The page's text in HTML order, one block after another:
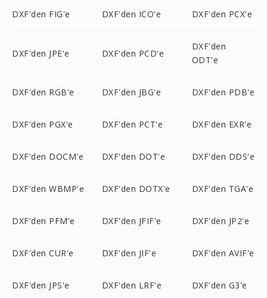
DXF'den FIG'e DXF'den ICO'e DXF'den PCX'e
DXF'den JPE'e DXF'den PCD'e
DXF'den
ODT'e
DXF'den RGB'e DXF'den JBG'e DXF'den PDB'e
DXF'den PGX'e DXF'den PCT'e DXF'den EXR'e
DXF'den DOCM'e DXF'den DOT'e DXF'den DDS'e
DXF'den WBMP'e DXF'den DOTX'e DXF'den TGA'e
DXF'den PFM'e DXF'den JFIF'e DXF'den JP2'e
DXF'den CUR'e DXF'den JIF'e DXF'den AVIF'e
DXF'den JPS'e DXF'den LRF'e DXF'den G3'e